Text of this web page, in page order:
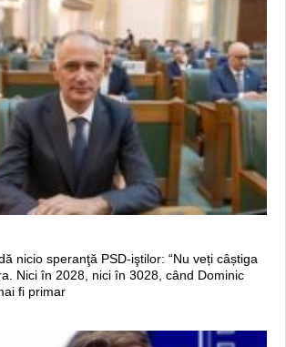
nicio speranţă PSD-iştilor: “Nu veți câștiga
Nici în 2028, nici în 3028, când Dominic
fi primar